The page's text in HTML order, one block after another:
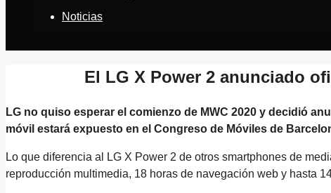
Noticias
El LG X Power 2 anunciado
LG no quiso esperar el comienzo de MWC 2020 y decidió
móvil estará expuesto en el Congreso de Móviles de
Lo que diferencia al LG X Power 2 de otros smartphones de
reproducción multimedia, 18 horas de navegación web y hasta